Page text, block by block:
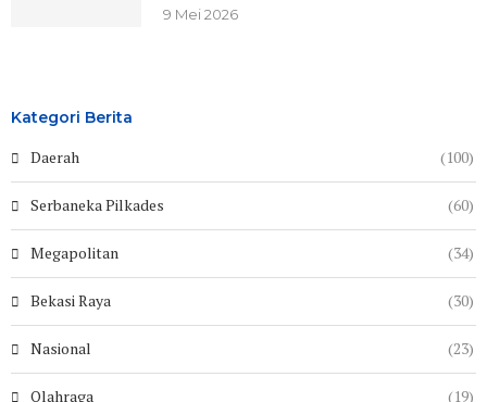
9 Mei 2026
Kategori Berita
Daerah (100)
Serbaneka Pilkades (60)
Megapolitan (34)
Bekasi Raya (30)
Nasional (23)
Olahraga (19)